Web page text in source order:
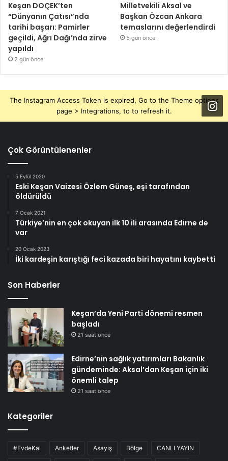
Keşan DOÇEK’ten
“Dünyanın Çatısı”nda
tarihi başarı: Pamirler
geçildi, Ağrı Dağı’nda zirve
yapıldı
2 gün önce
Milletvekili Aksal ve
Başkan Özcan Ankara
temaslarını değerlendirdi
5 gün önce
The Instagram Access Token is expired, Go to the Theme options
page > Integrations, to to refresh it.
Çok Görüntülenenler
5 Eylül 2020
Eski Keşan Vaizesi Özlem Güneş, eşi tarafından
öldürüldü
7 Ocak 2021
Türkiye’nin en çok okuyan ilk 10 ili arasında Edirne de
var
20 Ocak 2023
İki kardeşin karıştığı feci kazada biri hayatını kaybetti
Son Haberler
Keşan’da Yeni Parti dönemi resmen
başladı
21 saat önce
Edirne’nin sağlık yatırımları Bakanlık
gündeminde: Aksal’dan Keşan için iki
önemli talep
21 saat önce
Kategoriler
#EvdeKal Anketler Asayiş Bölge CANLI YAYIN